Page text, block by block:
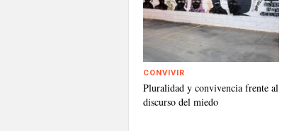
CONVIVIR
Pluralidad y convivencia frente al
discurso del miedo